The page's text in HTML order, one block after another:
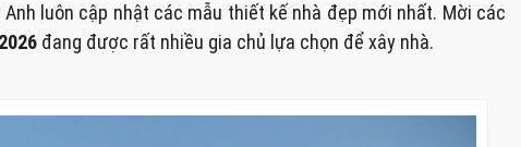
Anh luôn cập nhật các mẫu thiết kế nhà đẹp mới nhất. Mời các
đang được rất nhiều gia chủ lựa chọn để xây nhà.